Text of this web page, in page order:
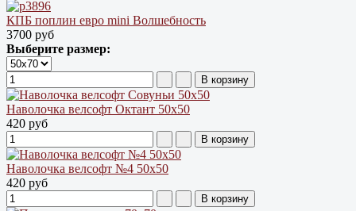
КПБ поплин евро mini Волшебность
3700 руб
Выберите размер:
Наволочка велсофт Октант 50х50
420 руб
Наволочка велсофт №4 50х50
420 руб